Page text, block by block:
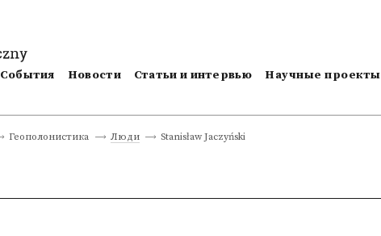
События Новости Статьи и интервью Научные проекты
Геополонистика Люди Stanisław Jaczyński